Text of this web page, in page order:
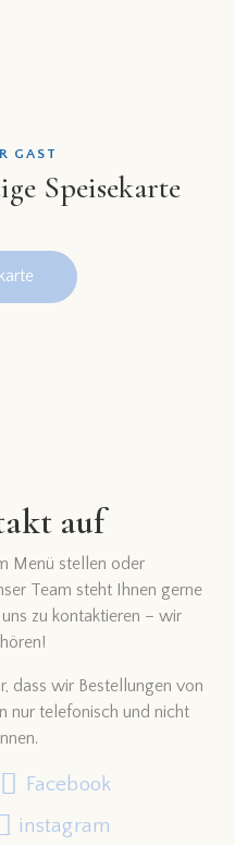
GAST
Speisekarte
auf
Menü stellen oder
Team steht Ihnen gerne
zu kontaktieren – wir
dass wir Bestellungen von
nur telefonisch und nicht
Facebook
instagram